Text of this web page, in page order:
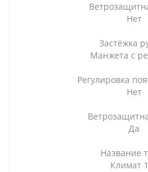
Нет
Застёжка
Манжета с
Регулировка
Нет
Да
Название
Климат